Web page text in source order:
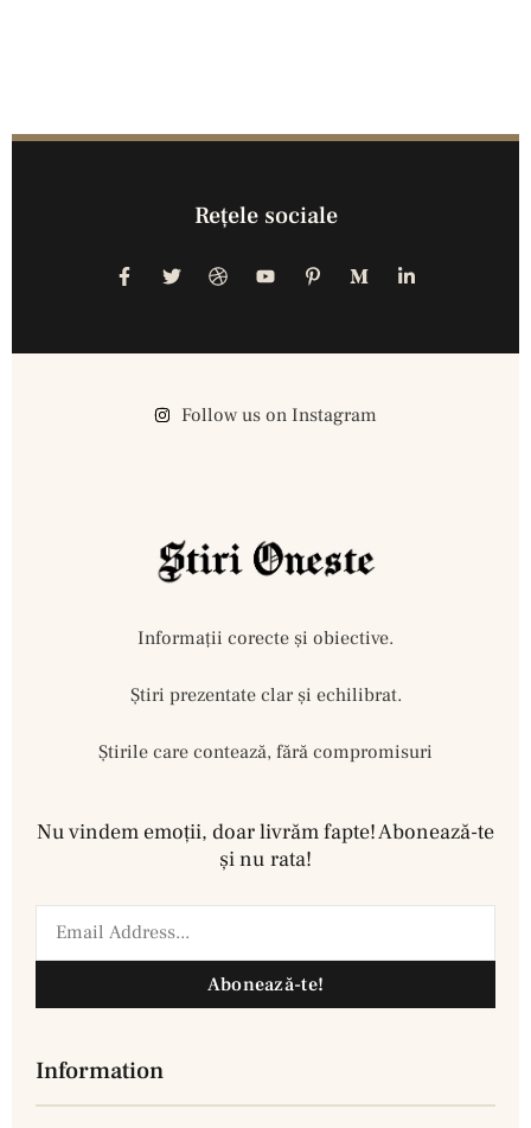
Reţele sociale
Follow us on Instagram
Informații corecte și obiective.
Ştiri prezentate clar și echilibrat.
Știrile care contează, fără compromisuri
Nu vindem emoţii, doar livrăm fapte! Abonează-te
şi nu rata!
Abonează-te!
Information